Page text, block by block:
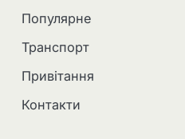
Популярне
Транспорт
Привітання
Контакти